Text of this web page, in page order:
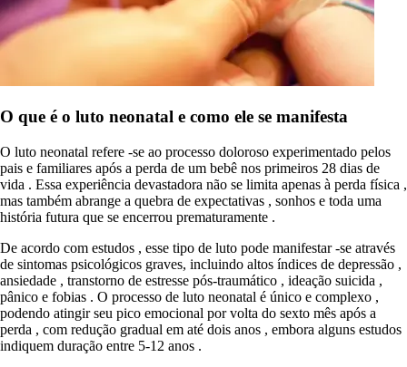
O que é o luto neonatal e como ele se manifesta
O luto neonatal refere -se ao processo doloroso experimentado pelos
pais e familiares após a perda de um bebê nos primeiros 28 dias de
vida . Essa experiência devastadora não se limita apenas à perda física ,
mas também abrange a quebra de expectativas , sonhos e toda uma
história futura que se encerrou prematuramente .
De acordo com estudos , esse tipo de luto pode manifestar -se através
de sintomas psicológicos graves, incluindo altos índices de depressão ,
ansiedade , transtorno de estresse pós-traumático , ideação suicida ,
pânico e fobias . O processo de luto neonatal é único e complexo ,
podendo atingir seu pico emocional por volta do sexto mês após a
perda , com redução gradual em até dois anos , embora alguns estudos
indiquem duração entre 5-12 anos .